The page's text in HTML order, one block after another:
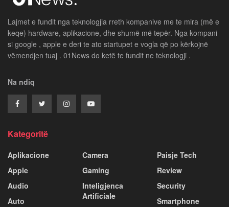
Lajmet e fundit nga teknologjia rreth kompanive me te mira (më e
keqe) hardware, aplikacione, dhe shumë më tepër. Nga kompani
si google , apple e deri te ato startupet e vogla që po kërkojnë
vëmendjen tuaj . 01News do ketë te fundit ne teknologji .
Na ndiq
Kategoritë
Aplikacione
Apple
Audio
Auto
Camera
Gaming
Inteligjenca
Artificiale
Paisje Tech
Review
Security
Smartphone